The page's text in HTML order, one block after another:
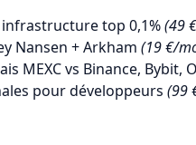
top 0,1%(49
Nansen + Arkham (19 €/
MEXC vs Binance, Bybit,
pour développeurs (99